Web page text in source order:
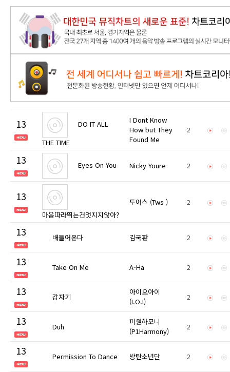
13
DO IT ALL
THE TIME
I Dont Know
How but They
Found Me
2
13 Eyes On You Nicky Youre 2
13
마음따라뛰는건멋지지않아?
투어스 (Tws ) 2
13 배들어온다 김국환 2
13 Take On Me A-Ha 2
13 갑자기
아이오아이
(I.O.I)
2
13 Duh
피원하모니
(P1Harmony)
2
13 Permission To Dance 방탄소년단 2